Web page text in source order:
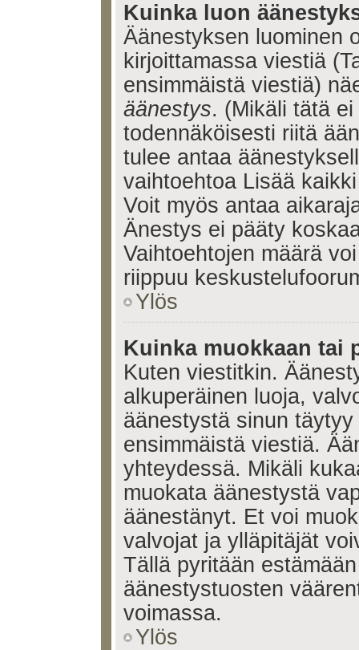
Kuinka luon
Äänestyksen luominen
kirjoittamassa viestiä
ensimmäistä viestiä)
äänestys. (Mikäli tätä
todennäköisesti riitä
tulee antaa
vaihtoehtoa Lisää
Voit myös antaa
Änestys ei pääty
Vaihtoehtojen määrä
riippuu
Ylös
Kuinka muokkaan tai
Kuten viestitkin.
alkuperäinen luoja,
äänestystä sinun
ensimmäistä viestiä.
yhteydessä. Mikäli
muokata äänestystä
äänestänyt. Et voi
valvojat ja ylläpitäjät
Tällä pyritään
äänestystuosten
voimassa.
Ylös